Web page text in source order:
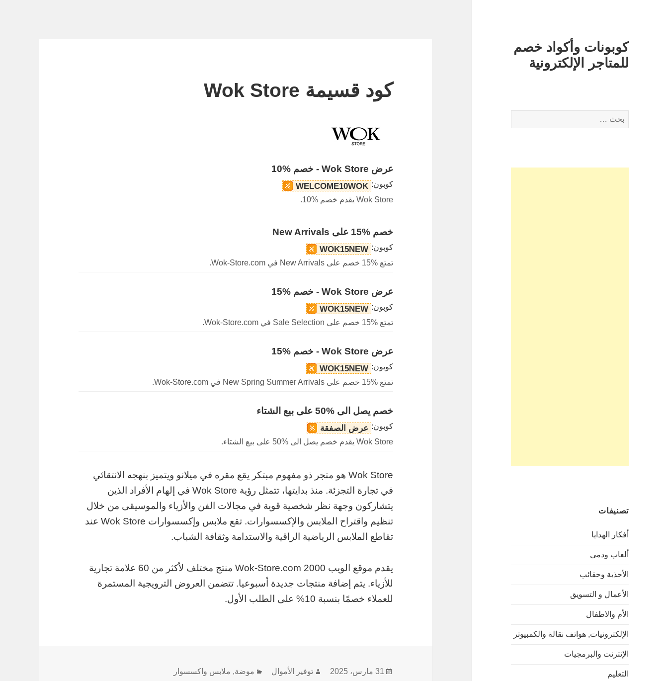
كوبونات وأكواد خصم
للمتاجر الإلكترونية
عن:
تصنيفات
أفكار الهدايا
ألعاب ودمى
الأحذية وحقائب
الأعمال و التسويق
الأم والاطفال
الإلكترونيات, هواتف نقالة والكمبيوتر
الإنترنت والبرمجيات
التعليم
كود قسيمة Wok Store
عرض Wok Store - خصم %10
كوبون: WELCOME10WOK
Wok Store يقدم خصم %10.
خصم %15 على New Arrivals
كوبون: WOK15NEW
تمتع %15 خصم على New Arrivals في Wok-Store.com.
عرض Wok Store - خصم %15
كوبون: WOK15NEW
تمتع %15 خصم على Sale Selection في Wok-Store.com.
عرض Wok Store - خصم %15
كوبون: WOK15NEW
تمتع %15 خصم على New Spring Summer Arrivals في Wok-Store.com.
خصم يصل الى %50 على بيع الشتاء
كوبون: عرض الصفقة
Wok Store يقدم خصم يصل الى %50 على بيع الشتاء.
Wok Store هو متجر ذو مفهوم مبتكر يقع مقره في ميلانو ويتميز بنهجه الانتقائي
في تجارة التجزئة. منذ بدايتها، تتمثل رؤية Wok Store في إلهام الأفراد الذين
يتشاركون وجهة نظر شخصية قوية في مجالات الفن والأزياء والموسيقى من خلال
تنظيم واقتراح الملابس والإكسسوارات. تقع ملابس وإكسسوارات Wok Store عند
تقاطع الملابس الرياضية الراقية والاستدامة وثقافة الشباب.
يقدم موقع الويب Wok-Store.com 2000 منتج مختلف لأكثر من 60 علامة تجارية
للأزياء. يتم إضافة منتجات جديدة أسبوعيا. تتضمن العروض الترويجية المستمرة
للعملاء خصمًا بنسبة 10% على الطلب الأول.
نُشرت
31 مارس، 2025 الكاتب
توفير الأموال التصنيفات
موضة, ملابس واكسسوار